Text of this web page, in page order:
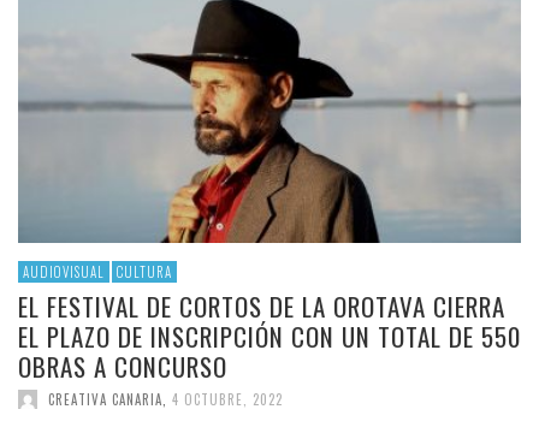
AUDIOVISUAL CULTURA
EL FESTIVAL DE CORTOS DE LA OROTAVA CIERRA
EL PLAZO DE INSCRIPCIÓN CON UN TOTAL DE 550
OBRAS A CONCURSO
CREATIVA CANARIA 4 OCTUBRE, 2022